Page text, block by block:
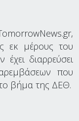
εκ μέρους του
διαρρεύσει
που
βήμα της ΔΕΘ.